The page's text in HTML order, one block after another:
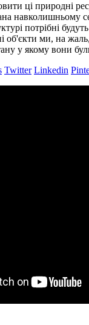
ці природні
навколишньому
потрібні
об'єкти ми, на
у якому вони
Twitter Linkedin